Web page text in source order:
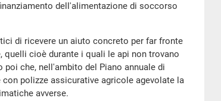
dell'alimentazione di soccorso
di ricevere un aiuto concreto per far fronte
cioè durante i quali le api non trovano
che, nell'ambito del Piano annuale di
polizze assicurative agricole agevolate la
avverse.